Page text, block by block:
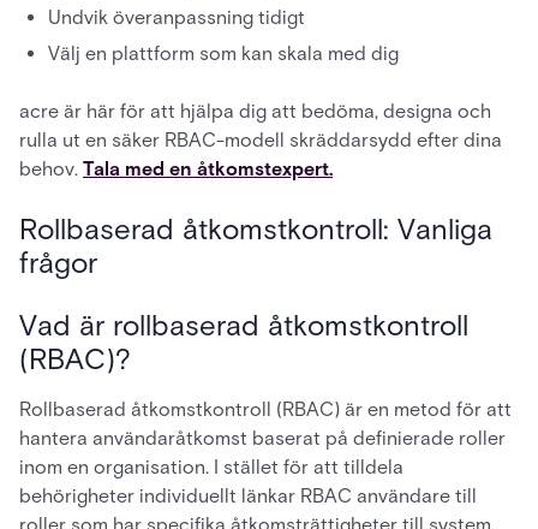
Undvik överanpassning tidigt
Välj en plattform som kan skala med dig
acre är här för att hjälpa dig att bedöma, designa och
rulla ut en säker RBAC-modell skräddarsydd efter dina
behov. Tala med en åtkomstexpert.
Rollbaserad åtkomstkontroll: Vanliga
frågor
Vad är rollbaserad åtkomstkontroll
(RBAC)?
Rollbaserad åtkomstkontroll (RBAC) är en metod för att
hantera användaråtkomst baserat på definierade roller
inom en organisation. I stället för att tilldela
behörigheter individuellt länkar RBAC användare till